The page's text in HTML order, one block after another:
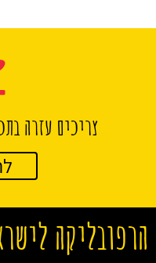
צריכים עזרה
הרפובליקה